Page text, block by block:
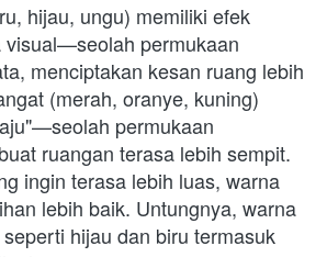
hijau, ungu) memiliki efek
visual—seolah permukaan
menciptakan kesan ruang lebih
(merah, oranye, kuning)
permukaan
ruangan terasa lebih sempit.
ingin terasa lebih luas, warna
lebih baik. Untungnya, warna
hijau dan biru termasuk